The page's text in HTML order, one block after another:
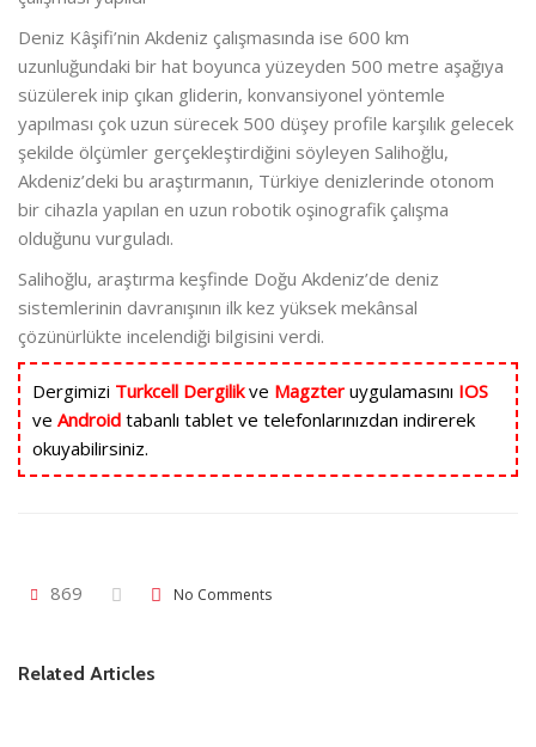
Deniz Kâşifi’nin Akdeniz çalışmasında ise 600 km
uzunluğundaki bir hat boyunca yüzeyden 500 metre aşağıya
süzülerek inip çıkan gliderin, konvansiyonel yöntemle
yapılması çok uzun sürecek 500 düşey profile karşılık gelecek
şekilde ölçümler gerçekleştirdiğini söyleyen Salihoğlu,
Akdeniz’deki bu araştırmanın, Türkiye denizlerinde otonom
bir cihazla yapılan en uzun robotik oşinografik çalışma
olduğunu vurguladı.
Salihoğlu, araştırma keşfinde Doğu Akdeniz’de deniz
sistemlerinin davranışının ilk kez yüksek mekânsal
çözünürlükte incelendiği bilgisini verdi.
Dergimizi Turkcell Dergilikve Magzter uygulamasını IOS
ve Android tabanlı tablet ve telefonlarınızdan indirerek
okuyabilirsiniz.
869 No Comments
Related Articles